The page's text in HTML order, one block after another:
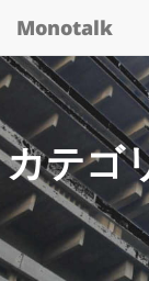
Monotalk
カテゴ